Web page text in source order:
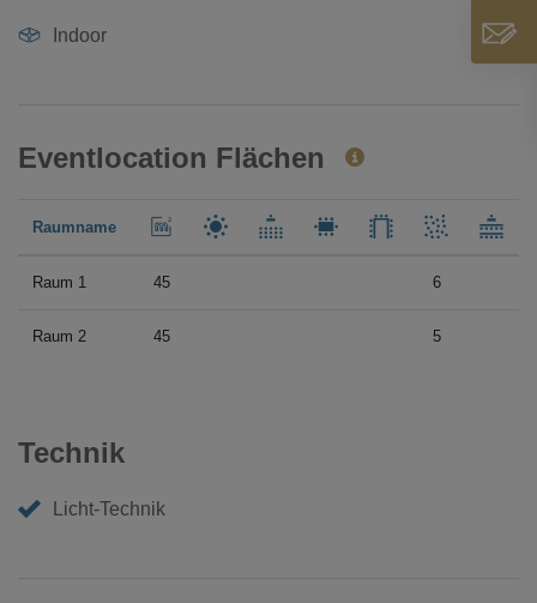
Indoor
Eventlocation Flächen
Raumname
Raum 1 45 6
Raum 2 45 5
Technik
Licht-Technik